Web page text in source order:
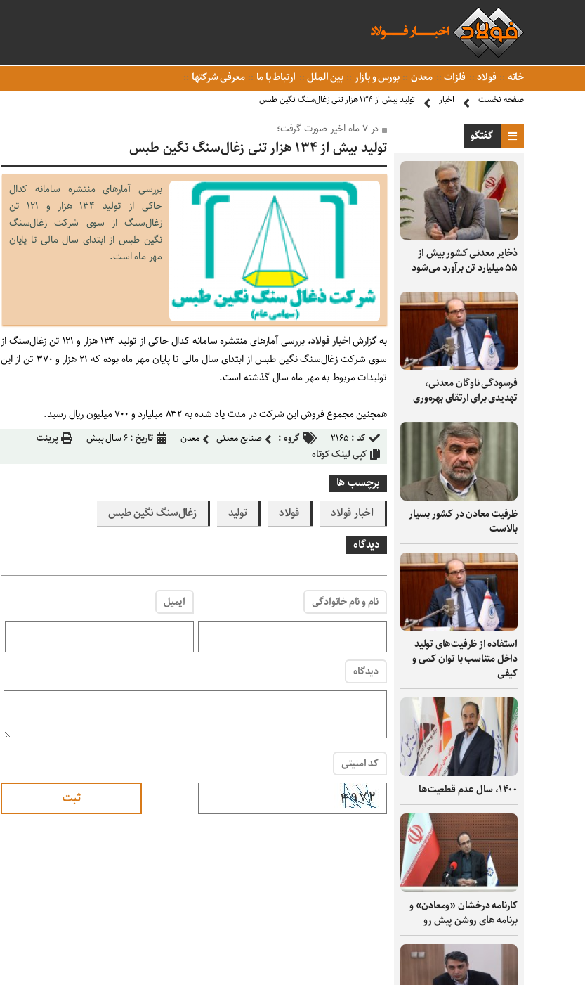
خانه فولاد فلزات معدن بورس و بازار بین الملل ارتباط با ما معرفی شرکتها
صفحه نخست اخبار تولید بیش از ۱۳۴ هزار تنی زغال‌سنگ نگین طبس
گفتگو
ذخایر معدنی کشور بیش از
۵۵ میلیارد تن برآورد می‌شود
فرسودگی ناوگان معدنی،
تهدیدی برای ارتقای بهره‌وری
ظرفیت‌ معادن در کشور بسیار
بالاست
استفاده از ظرفیت‌های تولید
داخل متناسب با توان کمی و
کیفی
۱۴۰۰، سال عدم قطعیت‌ها
کارنامه درخشان «ومعادن» و
برنامه های روشن پیش رو
در ۷ ماه اخیر صورت گرفت؛
تولید بیش از ۱۳۴ هزار تنی زغال‌سنگ نگین طبس
بررسی آمارهای منتشره سامانه کدال
حاکی از تولید ۱۳۴ هزار و ۱۲۱ تن
زغال‌سنگ از سوی شرکت زغال‌سنگ
نگین طبس از ابتدای سال مالی تا پایان
مهر ماه است.
به گزارشاخبار فولاد
، بررسی آمارهای منتشره سامانه کدال حاکی از تولید ۱۳۴ هزار و ۱۲۱ تن زغال‌سنگ از
سوی شرکت زغال‌سنگ نگین طبس از ابتدای سال مالی تا پایان مهر ماه بوده که ۲۱ هزار و ۳۷۰ تن از این
تولیدات مربوط به مهر ماه سال گذشته است.
همچنین مجموع فروش این شرکت در مدت یاد شده به ۸۳۲ میلیارد و ۷۰۰ میلیون ریال رسید.
کد : ۲۱۶۵ گروه : صنایع معدنی معدن تاریخ :۶ سال پیش
پرینت
کپی لینک کوتاه
برچسب ها
اخبار فولاد
فولاد تولید
زغال‌سنگ نگین طبس
دیدگاه
نام و نام خانوادگی ایمیل
دیدگاه
کد امنیتی